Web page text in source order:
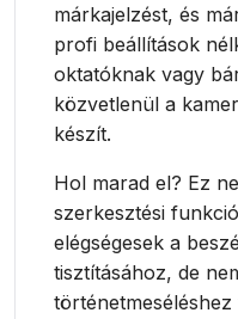
márkajelzést, és
profi beállítások
oktatóknak vagy
közvetlenül a
készít.
Hol marad el? Ez
szerkesztési
elégségesek a
tisztításához, de